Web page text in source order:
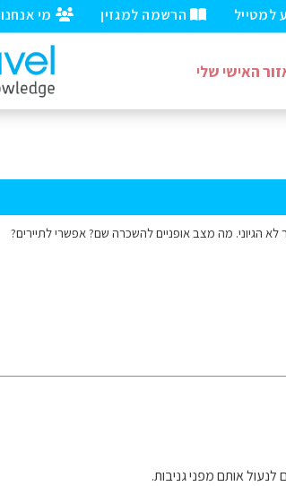
מי אנחנו הרשמה למגזין למטייל
האישי שלי
שאיתי אומר לא הגיוני. מה מצב אופניים להשכרה שם? אפשרי לתיירים?
לנעול אותם מפני גניבות.